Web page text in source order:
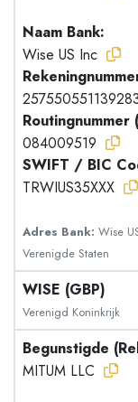
Naam Bank:
Wise US Inc
Routingnummer
084009519
SWIFT / BIC
TRWIUS35XXX
Adres Bank: Wise
Verenigde Staten
WISE (GBP)
Verenigd Koninkrijk
Begunstigde
MITUM LLC